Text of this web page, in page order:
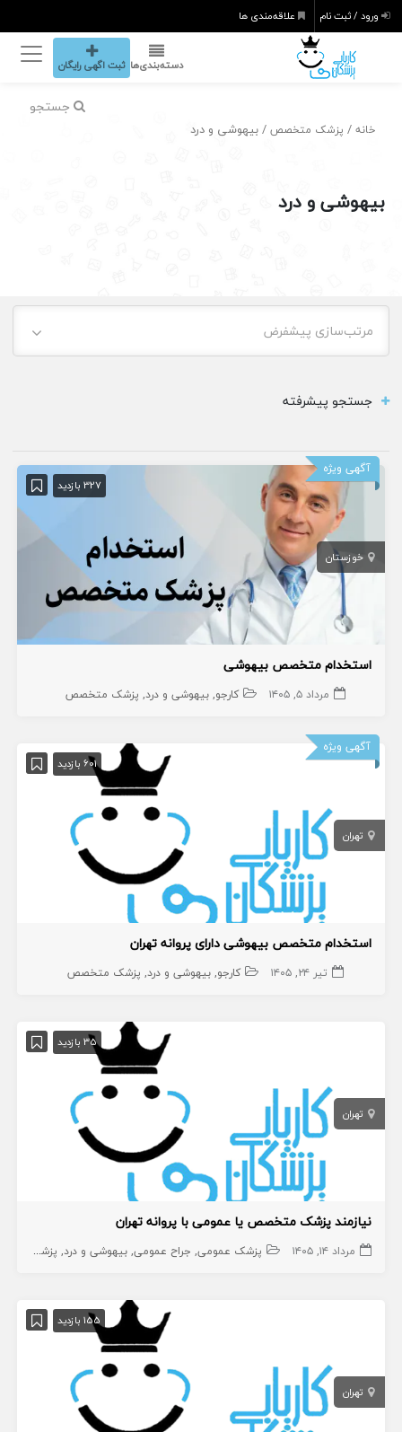
ورود / ثبت نام علاقه‌مندی ها
دسته‌بندی‌ها ثبت اگهی رایگان
جستجو
خانه / پزشک متخصص / بیهوشی و درد
بیهوشی و درد
مرتب‌سازی پیشفرض
جستجو پیشرفته
آگهی ویژه
327 بازدید
خوزستان
استخدام متخصص بیهوشی
مرداد ۵, ۱۴۰۵ کارجو بیهوشی و درد پزشک متخصص
آگهی ویژه
601 بازدید
تهران
استخدام متخصص بیهوشی دارای پروانه تهران
تیر ۲۴, ۱۴۰۵ کارجو بیهوشی و درد پزشک متخصص
35 بازدید
تهران
نیازمند پزشک متخصص یا عمومی با پروانه تهران
مرداد ۱۴, ۱۴۰۵ پزشک عمومی جراح عمومی بیهوشی و درد پزشک متخصص
155 بازدید
تهران